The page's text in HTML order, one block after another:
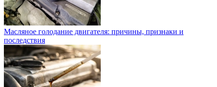
Масляное голодание двигателя: причины, признаки и
последствия